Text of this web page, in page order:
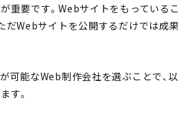
重要です。Webサイトをもっているこ
だWebサイトを公開するだけでは成果
可能なWeb制作会社を選ぶことで、以
す。